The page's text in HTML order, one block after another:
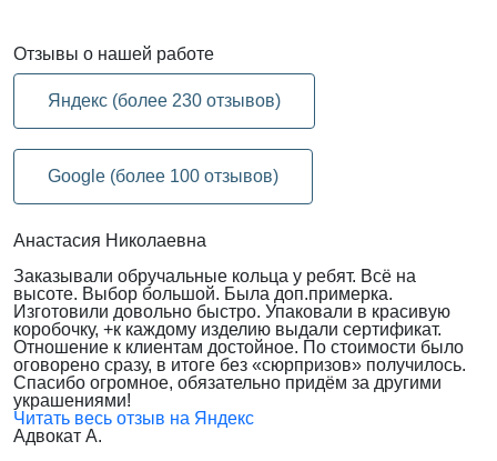
Отзывы о нашей работе
Яндекс (более 230 отзывов)
Google (более 100 отзывов)
Анастасия Николаевна
Заказывали обручальные кольца у ребят. Всё на
высоте. Выбор большой. Была доп.примерка.
Изготовили довольно быстро. Упаковали в красивую
коробочку, +к каждому изделию выдали сертификат.
Отношение к клиентам достойное. По стоимости было
оговорено сразу, в итоге без «сюрпризов» получилось.
Спасибо огромное, обязательно придём за другими
украшениями!
Читать весь отзыв на Яндекс
Адвокат А.